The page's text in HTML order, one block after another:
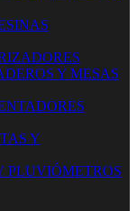
Y MESAS
Y
PLUVIÓMETROS